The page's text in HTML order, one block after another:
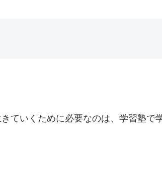
ていくために必要なのは、学習塾で